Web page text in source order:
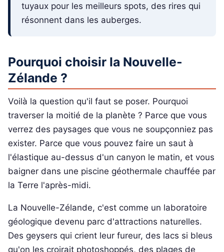
tuyaux pour les meilleurs spots, des rires qui
résonnent dans les auberges.
Pourquoi choisir la Nouvelle-
Zélande ?
Voilà la question qu'il faut se poser. Pourquoi
traverser la moitié de la planète ? Parce que vous
verrez des paysages que vous ne soupçonniez pas
exister. Parce que vous pouvez faire un saut à
l'élastique au-dessus d'un canyon le matin, et vous
baigner dans une piscine géothermale chauffée par
la Terre l'après-midi.
La Nouvelle-Zélande, c'est comme un laboratoire
géologique devenu parc d'attractions naturelles.
Des geysers qui crient leur fureur, des lacs si bleus
qu'on les croirait photoshoppés, des plages de